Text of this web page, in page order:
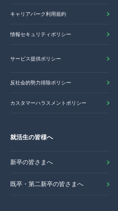
キャリアパーク利用規約
情報セキュリティポリシー
サービス提供ポリシー
反社会的勢力排除ポリシー
カスタマーハラスメントポリシー
就活生の皆様へ
新卒の皆さまへ
既卒・第二新卒の皆さまへ